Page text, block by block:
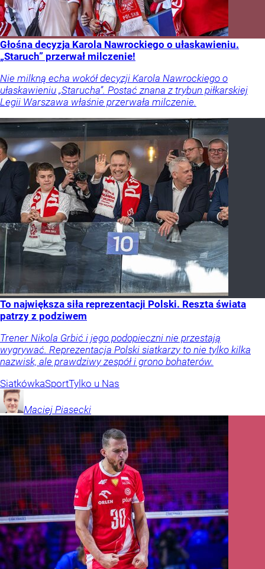
Głośna decyzja Karola Nawrockiego o ułaskawieniu.
„Staruch” przerwał milczenie!
Nie milkną echa wokół decyzji Karola Nawrockiego o
ułaskawieniu „Starucha”. Postać znana z trybun piłkarskiej
Legii Warszawa właśnie przerwała milczenie.
To największa siła reprezentacji Polski. Reszta świata
patrzy z podziwem
Trener Nikola Grbić i jego podopieczni nie przestają
wygrywać. Reprezentacja Polski siatkarzy to nie tylko kilka
nazwisk, ale prawdziwy zespół i grono bohaterów.
SiatkówkaSportTylko u Nas
Maciej Piasecki